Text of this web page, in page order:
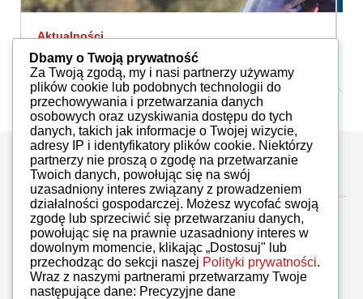
Aktualności
Ciąg dalszy nastąpił
Michał Pawlik 26.11.2020
Zostaw komentarz
Brak komentarzy
Dbamy o Twoją prywatność
Za Twoją zgodą, my i nasi partnerzy używamy
plików cookie lub podobnych technologii do
przechowywania i przetwarzania danych
osobowych oraz uzyskiwania dostępu do tych
danych, takich jak informacje o Twojej wizycie,
adresy IP i identyfikatory plików cookie. Niektórzy
partnerzy nie proszą o zgodę na przetwarzanie
Twoich danych, powołując się na swój
uzasadniony interes związany z prowadzeniem
działalności gospodarczej. Możesz wycofać swoją
zgodę lub sprzeciwić się przetwarzaniu danych,
powołując się na prawnie uzasadniony interes w
dowolnym momencie, klikając „Dostosuj" lub
przechodząc do sekcji naszej Polityki prywatności.
Wraz z naszymi partnerami przetwarzamy Twoje
następujące dane: Precyzyjne dane